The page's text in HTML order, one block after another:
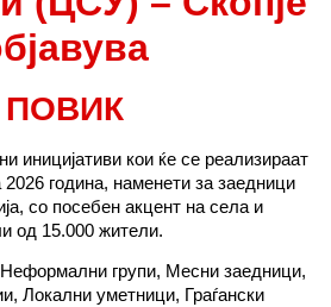
ПОВИК
иницијативи кои ќе се реализираат
година, наменети за заедници
со посебен акцент на села и
од 15.000 жители.
групи, Месни заедници,
Локални уметници, Граѓански